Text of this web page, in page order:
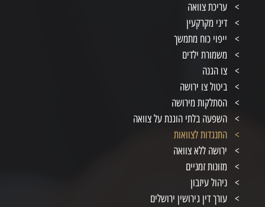
עריכת צוואה
דיני מקרקעין
ייפוי כוח מתמשך
משמורת ילדים
צו הגנה
ביטול צו ירושה
הסתלקות מירושה
השפעה בלתי הוגנת על צוואה
התנגדות לצוואות
ירושה ללא צוואה
מזונות זמניים
ניהול עיזבון
עורך דין גירושין ירושלים